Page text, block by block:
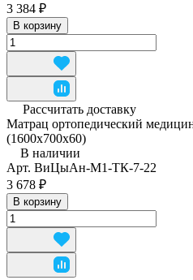
3 384 ₽
В корзину
Рассчитать доставку
Матрац ортопедический
(1600x700x60)
В наличии
Арт. ВиЦыАн-М1-ТК-7-22
3 678 ₽
В корзину